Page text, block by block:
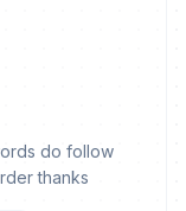
do follow
thanks